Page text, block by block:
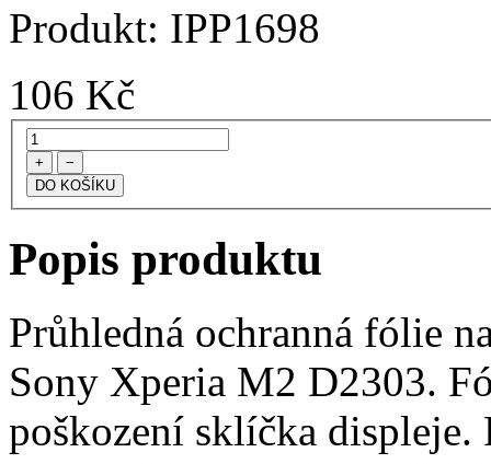
Produkt: IPP1698
106 Kč
+ −
Popis produktu
Průhledná ochranná fólie
Sony Xperia M2 D2303.
poškození sklíčka